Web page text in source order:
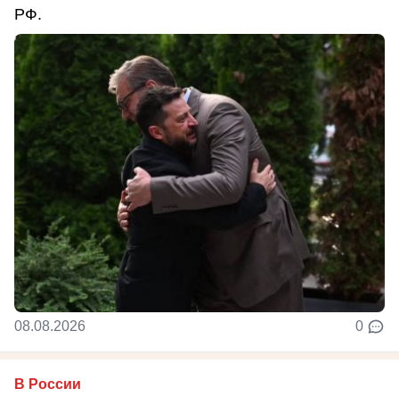
РФ.
08.08.2026 0
В России